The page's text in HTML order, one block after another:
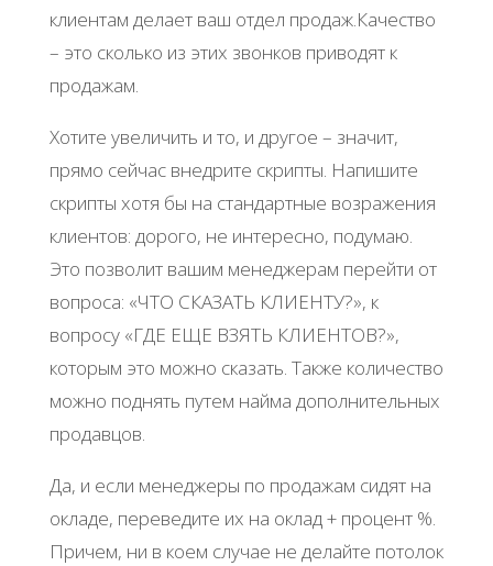
клиентам делает ваш отдел продаж.Качество
– это сколько из этих звонков приводят к
продажам.
Хотите увеличить и то, и другое – значит,
прямо сейчас внедрите скрипты. Напишите
скрипты хотя бы на стандартные возражения
клиентов: дорого, не интересно, подумаю.
Это позволит вашим менеджерам перейти от
вопроса: «ЧТО СКАЗАТЬ КЛИЕНТУ?», к
вопросу «ГДЕ ЕЩЕ ВЗЯТЬ КЛИЕНТОВ?»,
которым это можно сказать. Также количество
можно поднять путем найма дополнительных
продавцов.
Да, и если менеджеры по продажам сидят на
окладе, переведите их на оклад + процент %.
Причем, ни в коем случае не делайте потолок